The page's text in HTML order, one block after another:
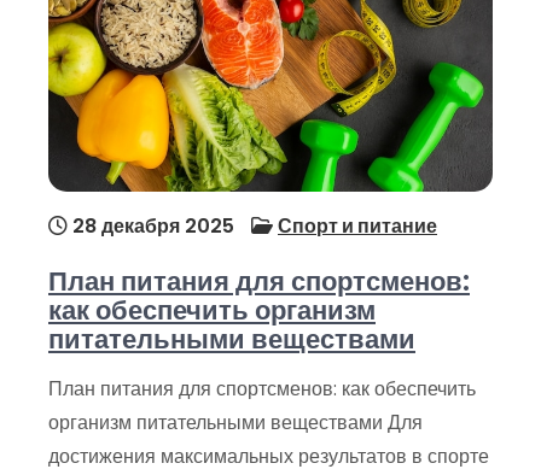
28 декабря 2025 Спорт и питание
План питания для спортсменов:
как обеспечить организм
питательными веществами
План питания для спортсменов: как обеспечить
организм питательными веществами Для
достижения максимальных результатов в спорте